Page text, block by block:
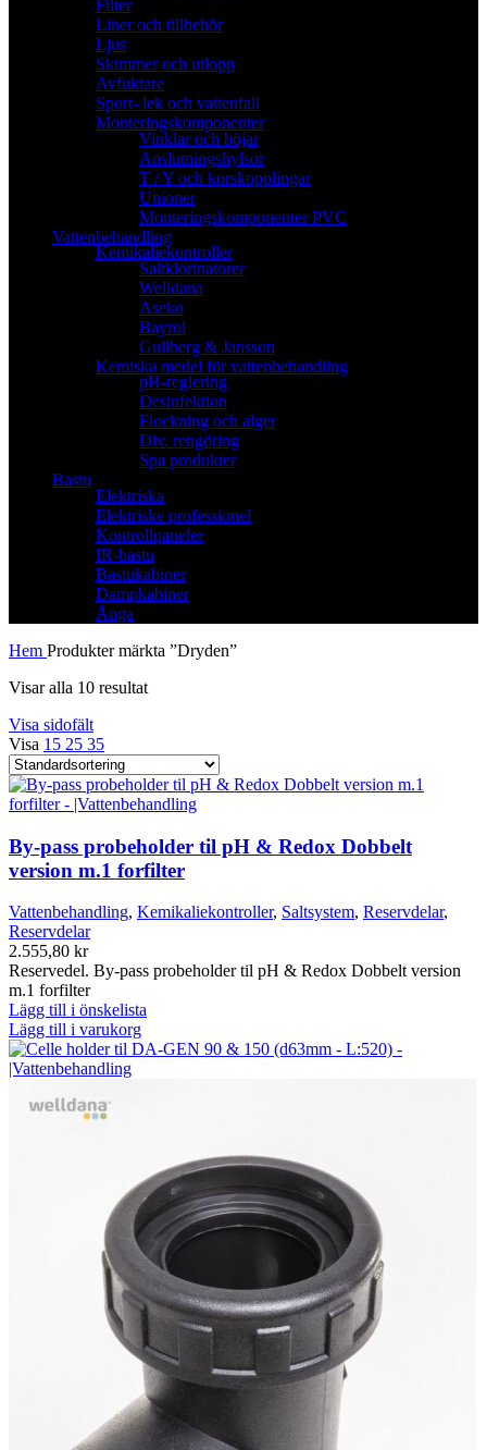
Filter
Liner och tillbehör
Ljus
Skimmer och utlopp
Avfuktare
Sport- lek och vattenfall
Monteringskomponenter
Vinklar och böjar
Anslutningshylsor
T / Y och korskopplingar
Unioner
Monteringskomponenter PVC
Vattenbehandling
Kemikaliekontroller
Saltklorinatorer
Welldana
Aseko
Bayrol
Gullberg & Jansson
Kemiska medel för vattenbehandling
pH-reglering
Desinfektion
Flockning och alger
Div. rengöring
Spa produkter
Bastu
Elektriska
Elektriske professionel
Kontrollpaneler
IR-bastu
Bastukabiner
Dampkabiner
Ånga
Hem Produkter märkta ”Dryden”
Visar alla 10 resultat
Visa sidofält
Visa 15 25 35
By-pass probeholder til pH & Redox Dobbelt
version m.1 forfilter
Vattenbehandling, Kemikaliekontroller, Saltsystem, Reservdelar,
Reservdelar
2.555,80 kr
Reservedel. By-pass probeholder til pH & Redox Dobbelt version
m.1 forfilter
Lägg till i önskelista
Lägg till i varukorg